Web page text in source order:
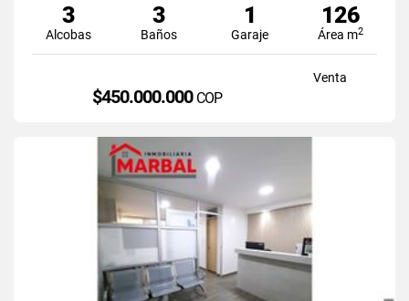
3
Alcobas
3
Baños
1
Garaje
126
Área m2
Venta
$450.000.000 COP